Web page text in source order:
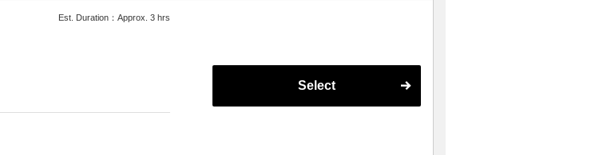
Est. Duration：Approx. 3 hrs
Select